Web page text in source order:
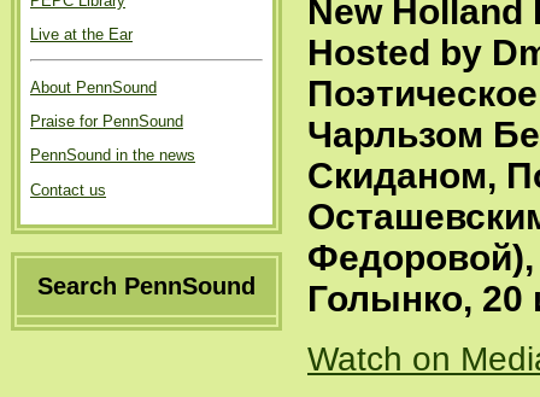
Live at the Ear
About PennSound
Praise for PennSound
PennSound in the news
Contact us
Search PennSound
New Holland
Hosted by
Чарльзом
Скиданом,
Федоровой),
Голынко, 20
Watch on